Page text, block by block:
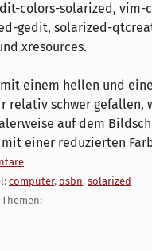
colors-solarized,
gedit, solarized-
xresources.
einem hellen und
relativ schwer gefallen,
auf dem
einer reduzierten
computer, osbn, solarized